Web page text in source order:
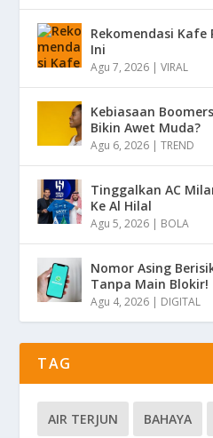
Rekomendasi Kafe
Ini
Agu 7, 2026 |VIRAL
Kebiasaan
Bikin Awet Muda?
Agu 6, 2026 |TREND
Tinggalkan AC
Ke Al Hilal
Agu 5, 2026 | BOLA
Nomor Asing
Tanpa Main Blokir!
Agu 4, 2026 | DIGITAL
TAG
AIR TERJUN BAHAYA